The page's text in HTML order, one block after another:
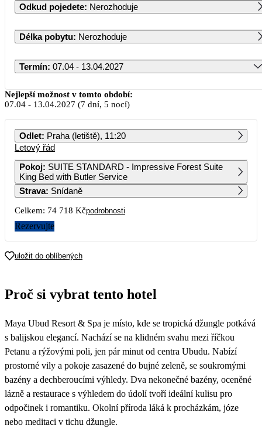
Odkud pojedete: Nerozhoduje
Délka pobytu: Nerozhoduje
Termín: 07.04 - 13.04.2027
Duben 2027
PO ÚT ST ČT PÁ SO NE
45 769 44 509 48 079 47 019
5
43 919
6
43 539
7 8 9 10 11
40 639
12
37 359
13 14
19
37 359
20
40 259
21 22 23 24 25
Nejlepší možnost v tomto období:
07.04 - 13.04.2027 (7 dní, 5 nocí)
Odlet: Praha (letiště), 11:20
Letový řád
Pokoj: SUITE STANDARD - Impressive Forest Suite
King Bed with Butler Service
Strava: Snídaně
Celkem: 74 718 Kčpodrobnosti
Rezervujte
uložit do oblíbených
Proč si vybrat tento hotel
Maya Ubud Resort & Spa je místo, kde se tropická džungle potkává
s balijskou elegancí. Nachází se na klidném svahu mezi říčkou
Petanu a rýžovými poli, jen pár minut od centra Ubudu. Nabízí
prostorné vily a pokoje zasazené do bujné zeleně, se soukromými
bazény a dechberoucími výhledy. Dva nekonečné bazény, oceněné
lázně a restaurace s výhledem do údolí tvoří ideální kulisu pro
odpočinek i romantiku. Okolní příroda láká k procházkám, józe
nebo meditaci v tichu džungle.